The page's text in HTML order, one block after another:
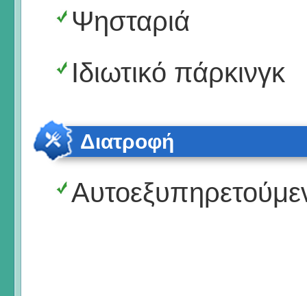
Ψησταριά
Ιδιωτικό πάρκινγκ
Διατροφή